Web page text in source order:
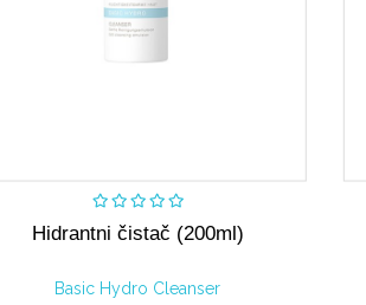
Hidrantni čistač (200ml)
Basic Hydro Cleanser